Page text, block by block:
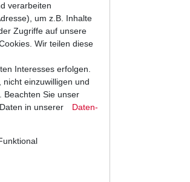
verarbeiten
um z.B. Inhalte
Zugriffe auf unsere
Wir teilen diese
Interesses erfolgen.
einzuwilligen und
Beachten Sie unser
in unserer
Daten­